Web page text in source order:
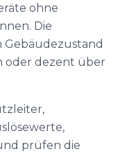
ohne
Die
oder dezent über
prüfen die